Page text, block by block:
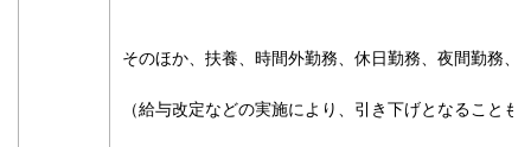
そのほか、扶養、時間外勤務、休日勤務、夜間勤務、
（給与改定などの実施により、引き下げとなることも